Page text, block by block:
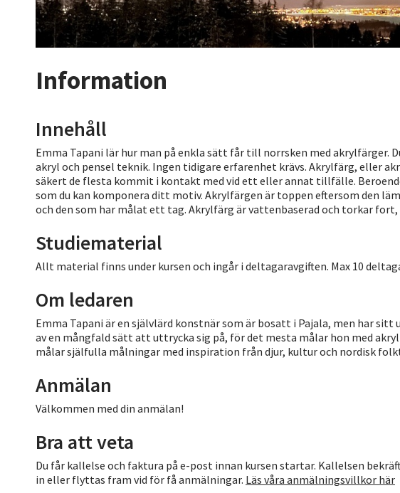
Information
Innehåll
Emma Tapani lär hur man på enkla sätt får till norrsken med akrylfärger.
akryl och pensel teknik. Ingen tidigare erfarenhet krävs. Akrylfärg, eller
säkert de flesta kommit i kontakt med vid ett eller annat tillfälle.
som du kan komponera ditt motiv. Akrylfärgen är toppen eftersom den
och den som har målat ett tag. Akrylfärg är vattenbaserad och torkar
Studiematerial
Allt material finns under kursen och ingår i deltagaravgiften. Max 10
Om ledaren
Emma Tapani är en självlärd konstnär som är bosatt i Pajala, men har sitt
av en mångfald sätt att uttrycka sig på, för det mesta målar hon med
målar själfulla målningar med inspiration från djur, kultur och nordisk
Anmälan
Välkommen med din anmälan!
Bra att veta
Du får kallelse och faktura på e-post innan kursen startar. Kallelsen
in eller flyttas fram vid för få anmälningar. Läs våra anmälningsvillkor här